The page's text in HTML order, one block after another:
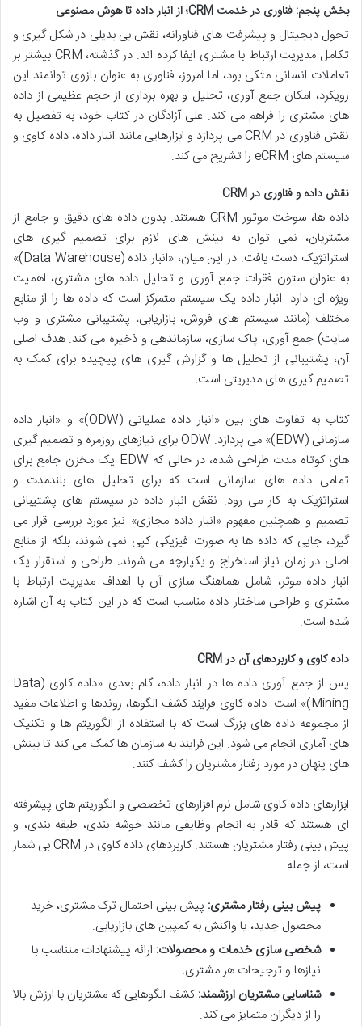
بخش پنجم: فناوری در خدمت CRM؛ از انبار داده تا هوش مصنوعی
تحول دیجیتال و پیشرفت های فناورانه، نقش بی بدیلی در شکل گیری و
تکامل مدیریت ارتباط با مشتری ایفا کرده اند. در گذشته، CRM بیشتر بر
تعاملات انسانی متکی بود، اما امروز، فناوری به عنوان بازوی توانمند این
رویکرد، امکان جمع آوری، تحلیل و بهره برداری از حجم عظیمی از داده
های مشتری را فراهم می کند. علی آزادگان در کتاب خود، به تفصیل به
نقش فناوری در CRM می پردازد و ابزارهایی مانند انبار داده، داده کاوی و
سیستم های eCRM را تشریح می کند.
نقش داده و فناوری در CRM
داده ها، سوخت موتور CRM هستند. بدون داده های دقیق و جامع از
مشتریان، نمی توان به بینش های لازم برای تصمیم گیری های
استراتژیک دست یافت. در این میان، «انبار داده (Data Warehouse)»
به عنوان ستون فقرات جمع آوری و تحلیل داده های مشتری، اهمیت
ویژه ای دارد. انبار داده یک سیستم متمرکز است که داده ها را از منابع
مختلف (مانند سیستم های فروش، بازاریابی، پشتیبانی مشتری و وب
سایت) جمع آوری، پاک سازی، سازماندهی و ذخیره می کند. هدف اصلی
آن، پشتیبانی از تحلیل ها و گزارش گیری های پیچیده برای کمک به
تصمیم گیری های مدیریتی است.
کتاب به تفاوت های بین «انبار داده عملیاتی (ODW)» و «انبار داده
سازمانی (EDW)» می پردازد. ODW برای نیازهای روزمره و تصمیم گیری
های کوتاه مدت طراحی شده، در حالی که EDW یک مخزن جامع برای
تمامی داده های سازمانی است که برای تحلیل های بلندمدت و
استراتژیک به کار می رود. نقش انبار داده در سیستم های پشتیبانی
تصمیم و همچنین مفهوم «انبار داده مجازی» نیز مورد بررسی قرار می
گیرد، جایی که داده ها به صورت فیزیکی کپی نمی شوند، بلکه از منابع
اصلی در زمان نیاز استخراج و یکپارچه می شوند. طراحی و استقرار یک
انبار داده موثر، شامل هماهنگ سازی آن با اهداف مدیریت ارتباط با
مشتری و طراحی ساختار داده مناسب است که در این کتاب به آن اشاره
شده است.
داده کاوی و کاربردهای آن در CRM
پس از جمع آوری داده ها در انبار داده، گام بعدی «داده کاوی (Data
Mining)» است. داده کاوی فرایند کشف الگوها، روندها و اطلاعات مفید
از مجموعه داده های بزرگ است که با استفاده از الگوریتم ها و تکنیک
های آماری انجام می شود. این فرایند به سازمان ها کمک می کند تا بینش
های پنهان در مورد رفتار مشتریان را کشف کنند.
ابزارهای داده کاوی شامل نرم افزارهای تخصصی و الگوریتم های پیشرفته
ای هستند که قادر به انجام وظایفی مانند خوشه بندی، طبقه بندی، و
پیش بینی رفتار مشتریان هستند. کاربردهای داده کاوی در CRM بی شمار
است، از جمله:
پیش بینی رفتار مشتری: پیش بینی احتمال ترک مشتری، خرید
محصول جدید، یا واکنش به کمپین های بازاریابی.
شخصی سازی خدمات و محصولات: ارائه پیشنهادات متناسب با
نیازها و ترجیحات هر مشتری.
شناسایی مشتریان ارزشمند:کشف الگوهایی که مشتریان با ارزش بالا
را از دیگران متمایز می کند.